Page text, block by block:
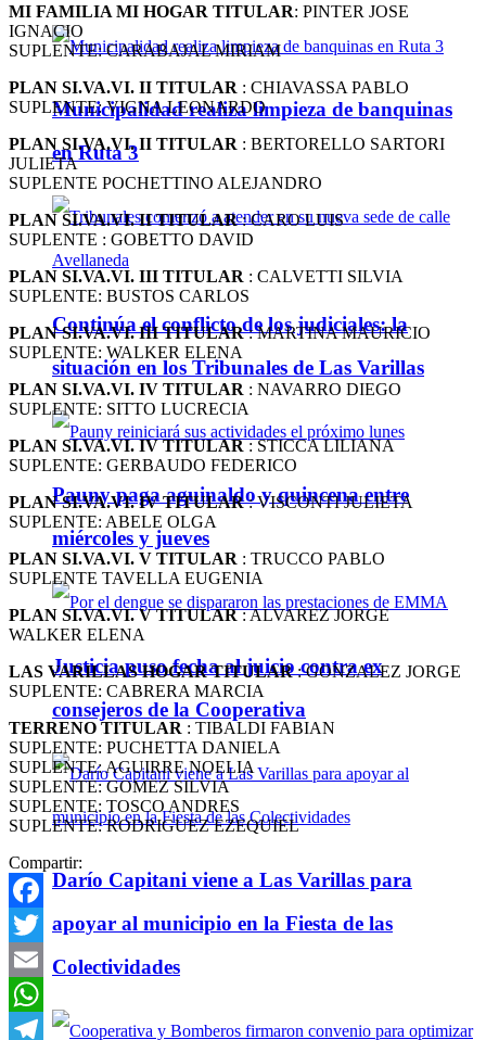
Municipalidad realiza limpieza de banquinas
en Ruta 3
Continúa el conflicto de los judiciales: la
situación en los Tribunales de Las Varillas
Pauny paga aguinaldo y quincena entre
miércoles y jueves
Justicia puso fecha al juicio contra ex
consejeros de la Cooperativa
Darío Capitani viene a Las Varillas para
apoyar al municipio en la Fiesta de las
Colectividades
MI FAMILIA MI HOGAR TITULAR: PINTER JOSE
IGNACIO
SUPLENTE: CARABAJAL MIRIAM
PLAN SI.VA.VI. II TITULAR : CHIAVASSA PABLO
SUPLENTE: VIGNA LEONARDO
PLAN SI.VA.VI. II TITULAR : BERTORELLO SARTORI
JULIETA
SUPLENTE POCHETTINO ALEJANDRO
PLAN SI.VA.VI. II TITULAR: CARO LUIS
SUPLENTE : GOBETTO DAVID
PLAN SI.VA.VI. III TITULAR : CALVETTI SILVIA
SUPLENTE: BUSTOS CARLOS
PLAN SI.VA.VI. III TITULAR: MARTINA MAURICIO
SUPLENTE: WALKER ELENA
PLAN SI.VA.VI. IV TITULAR : NAVARRO DIEGO
SUPLENTE: SITTO LUCRECIA
PLAN SI.VA.VI. IV TITULAR: STICCA LILIANA
SUPLENTE: GERBAUDO FEDERICO
PLAN SI.VA.VI. IV TITULAR: VISCONTI JULIETA
SUPLENTE: ABELE OLGA
PLAN SI.VA.VI. V TITULAR : TRUCCO PABLO
SUPLENTE TAVELLA EUGENIA
PLAN SI.VA.VI. V TITULAR: ALVAREZ JORGE
WALKER ELENA
LAS VARILLAS HOGAR TITULAR: GONZALEZ JORGE
SUPLENTE: CABRERA MARCIA
TERRENO TITULAR : TIBALDI FABIAN
SUPLENTE: PUCHETTA DANIELA
SUPLENTE: AGUIRRE NOELIA
SUPLENTE: GOMEZ SILVIA
SUPLENTE: TOSCO ANDRES
SUPLENTE: RODRIGUEZ EZEQUIEL
Compartir:
Facebook
Twitter
Email
WhatsApp